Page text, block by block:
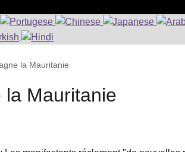
la Mauritanie
la Mauritanie